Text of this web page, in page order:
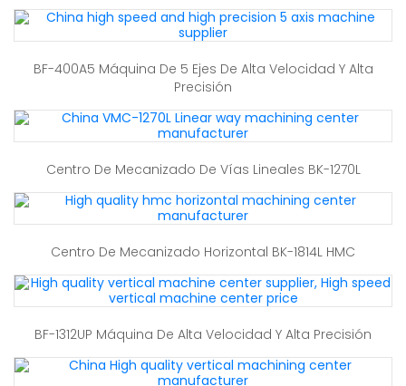
BF-400A5 Máquina De 5 Ejes De Alta Velocidad Y Alta
Precisión
Centro De Mecanizado De Vías Lineales BK-1270L
Centro De Mecanizado Horizontal BK-1814L HMC
BF-1312UP Máquina De Alta Velocidad Y Alta Precisión